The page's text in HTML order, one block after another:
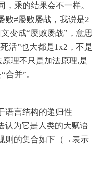
，乘的结果会不一样。
败≠屡败屡战，我说是2
变成“屡败屡战”，意思
活”也大都是1x2，不是
理不只是加法原理,是
合并”。
言结构的递归性
认为它是人类的天赋语
则的集合如下（→表示